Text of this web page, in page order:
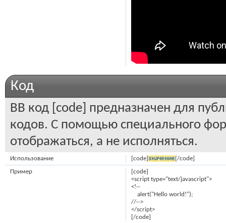
Код
BB код [code] предназначен для
кодов. С помощью специального
отображаться, а не исполняться.
[code]значение[/code]
Использование
[code]
<script type="text/javascript">
<!--
alert("Hello world!");
//-->
</script>
[/code]
Пример